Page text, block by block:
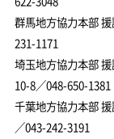
群馬地方協力本部
231-1171
埼玉地方協力本部
10-8／048-650-1381
千葉地方協力本部
／043-242-3191